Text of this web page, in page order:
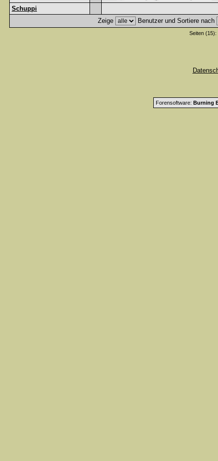
Schuppi
Zeige
Benutzer und Sortiere nach
Seiten (15):
Forensoftware: Burning